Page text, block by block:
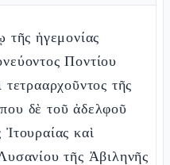
τῆς ἡγεμονίας
Ποντίου
τῆς
δὲ τοῦ ἀδελφοῦ
καὶ
τῆς Ἀβιληνῆς